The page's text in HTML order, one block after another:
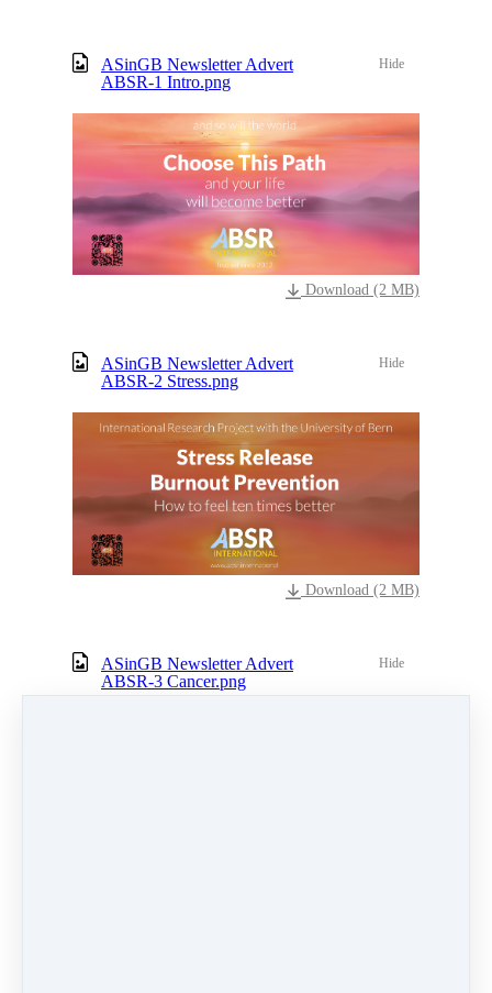
ASinGB Newsletter Advert
ABSR-1 Intro.png
Hide
Download (2 MB)
ASinGB Newsletter Advert
ABSR-2 Stress.png
Hide
Download (2 MB)
ASinGB Newsletter Advert
ABSR-3 Cancer.png
Hide